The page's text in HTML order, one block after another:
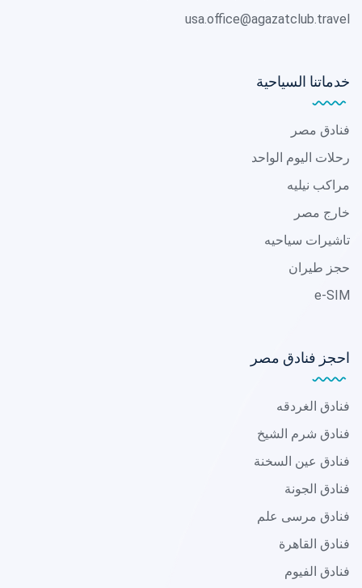
usa.office@agazatclub.travel
خدماتنا السياحية
فنادق مصر
رحلات اليوم الواحد
مراكب نيليه
خارج مصر
تاشيرات سياحيه
حجز طيران
e-SIM
احجز فنادق مصر
فنادق الغردقه
فنادق شرم الشيخ
فنادق عين السخنة
فنادق الجونة
فنادق مرسى علم
فنادق القاهرة
فنادق الفيوم